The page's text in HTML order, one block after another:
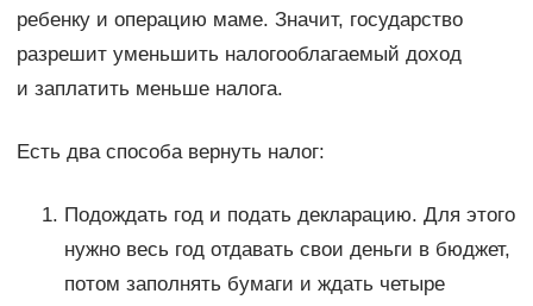
ребенку и операцию маме. Значит, государство
разрешит уменьшить налогооблагаемый доход
и заплатить меньше налога.
Есть два способа вернуть налог:
Подождать год и подать декларацию. Для этого
нужно весь год отдавать свои деньги в бюджет,
потом заполнять бумаги и ждать четыре